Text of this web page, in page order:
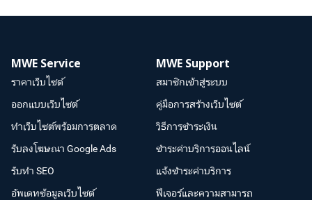
MWE Service
ราคาเว็บไซต์
ออกแบบเว็บไซต์
ทำเว็บไซต์พร้อมการตลาด
รับลงโฆษณา Google Ads
รับทำ SEO
อัพเดทข้อมูลเว็บไซต์
MWE Support
สมาชิกเข้าสู่ระบบ
คู่มือการสร้างเว็บไซต์
วิธีการชำระเงิน
ชำระค่าบริการออนไลน์
แจ้งชำระค่าบริการ
ฟีเจอร์และความสามารถ